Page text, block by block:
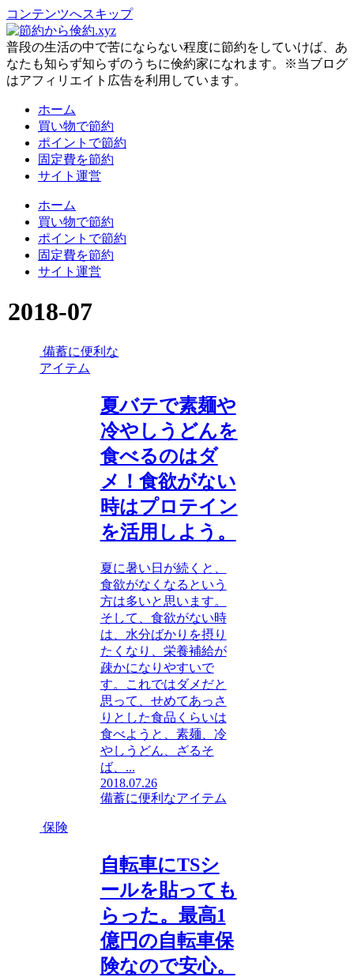
コンテンツへスキップ
普段の生活の中で苦にならない程度に節約をしていけば、あ
なたも知らず知らずのうちに倹約家になれます。※当ブログ
はアフィリエイト広告を利用しています。
ホーム
買い物で節約
ポイントで節約
固定費を節約
サイト運営
ホーム
買い物で節約
ポイントで節約
固定費を節約
サイト運営
2018-07
備蓄に便利な
アイテム
夏バテで素麺や
冷やしうどんを
食べるのはダ
メ！食欲がない
時はプロテイン
を活用しよう。
夏に暑い日が続くと、
食欲がなくなるという
方は多いと思います。
そして、食欲がない時
は、水分ばかりを摂り
たくなり、栄養補給が
疎かになりやすいで
す。これではダメだと
思って、せめてあっさ
りとした食品くらいは
食べようと、素麺、冷
やしうどん、ざるそ
ば、...
2018.07.26
備蓄に便利なアイテム
保険
自転車にTSシ
ールを貼っても
らった。最高1
億円の自転車保
険なので安心。